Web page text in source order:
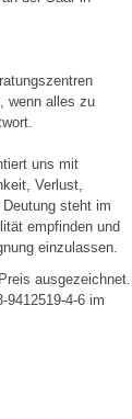
wenn alles zu
uns mit
Verlust,
steht im
empfinden und
einzulassen.
ausgezeichnet.
9412519-4-6 im